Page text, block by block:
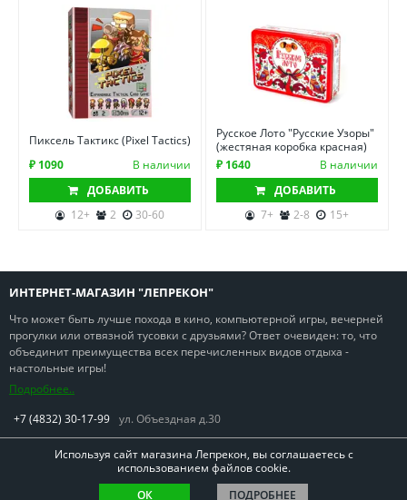
Пиксель Тактикс (Pixel Tactics)
₽ 1090
В наличии
ДОБАВИТЬ
12+
2 30-60
Русское Лото "Русские Узоры"
(жестяная коробка красная)
₽ 1640
В наличии
ДОБАВИТЬ
7+
2-8 15+
ИНТЕРНЕТ-МАГАЗИН "ЛЕПРЕКОН"
Что может быть лучше похода в кино, компьютерной игры, вечерней
прогулки или отвязной тусовки с друзьями? Ответ очевиден: то, что
объединит преимущества всех перечисленных видов отдыха -
настольные игры!
Подробнее..
+7 (4832) 30-17-99 ул. Объездная д.30
Copyright © Лепрекон 2013-2026. Все права защищены
Используя сайт магазина Лепрекон, вы соглашаетесь с
использованием файлов cookie.
ОК
ПОДРОБНЕЕ